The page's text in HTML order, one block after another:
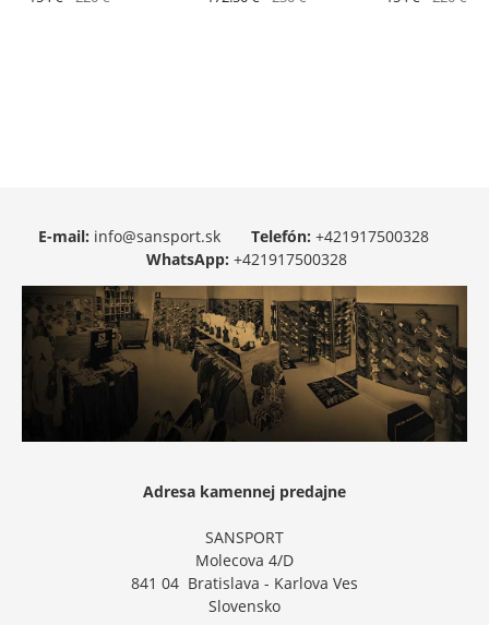
E-mail: info@sansport.sk Telefón: +421917500328
WhatsApp: +421917500328
Adresa kamennej predajne
SANSPORT
Molecova 4/D
841 04 Bratislava - Karlova Ves
Slovensko